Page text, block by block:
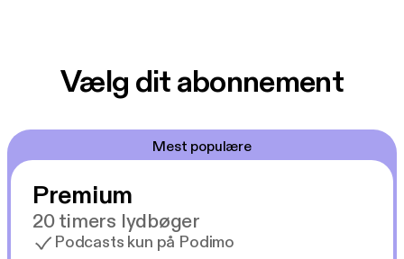
Vælg dit abonnement
Mest populære
Premium
20 timers lydbøger
Podcasts kun på Podimo